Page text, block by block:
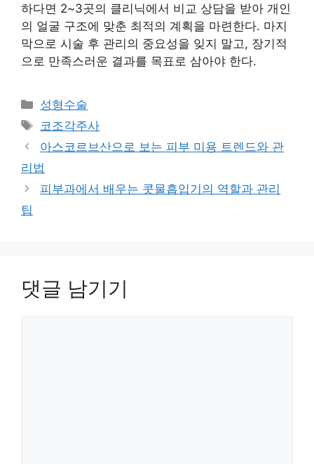
하다면 2~3곳의 클리닉에서 비교 상담을 받아 개인
의 얼굴 구조에 맞춘 최적의 계획을 마련한다. 마지
막으로 시술 후 관리의 중요성을 잊지 말고, 장기적
으로 만족스러운 결과를 목표로 삼아야 한다.
카
테
리
성형수술
태
그
코조각주사
아스코르브산으로 보는 피부 미용 트렌드와 관
리법
피부과에서 배우는 콧물흡입기의 역할과 관리
팁
댓글 남기기